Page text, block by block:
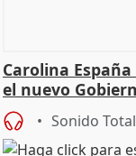
Carolina
el nuevo
una leg
Sonido